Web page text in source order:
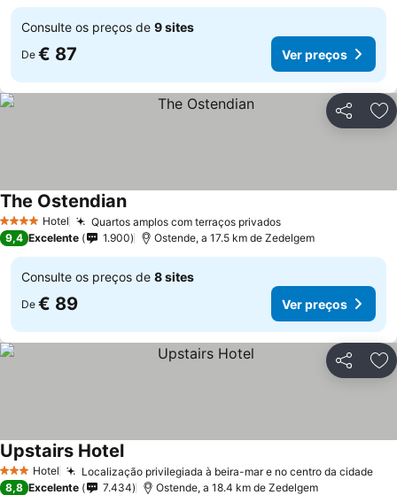
Consulte os preços de 9 sites
De € 87 Ver preços
Partilhar
4 EstrelasHotel Quartos amplos com terraços privados
The Ostendian
9,4 Excelente 1.900 Ostende, a 17.5 km de Zedelgem
Consulte os preços de 8 sites
De € 89 Ver preços
Partilhar
3 EstrelasHotel Localização privilegiada à beira-mar e no centro da cidade
Upstairs Hotel
8,8 Excelente 7.434 Ostende, a 18.4 km de Zedelgem